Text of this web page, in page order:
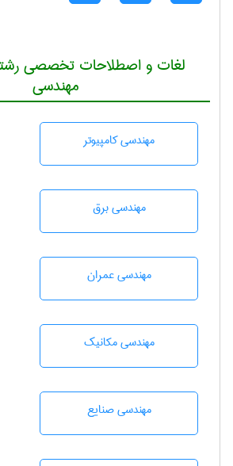
لغات و اصطلاحات تخصصی
مهندسی
مهندسی كامپيوتر
مهندسی برق
مهندسی عمران
مهندسی مکانیک
مهندسی صنايع